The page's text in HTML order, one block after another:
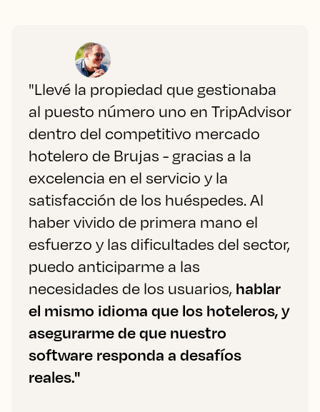
"Llevé la propiedad que gestionaba
al puesto número uno en TripAdvisor
dentro del competitivo mercado
hotelero de Brujas - gracias a la
excelencia en el servicio y la
satisfacción de los huéspedes. Al
haber vivido de primera mano el
esfuerzo y las dificultades del sector,
puedo anticiparme a las
necesidades de los usuarios, hablar
el mismo idioma que los hoteleros, y
asegurarme de que nuestro
software responda a desafíos
reales."